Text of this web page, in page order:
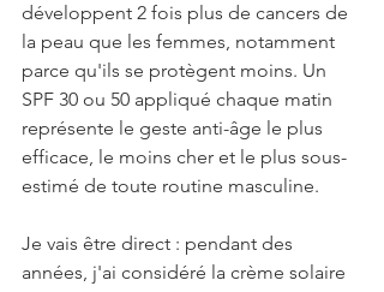
développent 2 fois plus de cancers de
la peau que les femmes, notamment
parce qu'ils se protègent moins. Un
SPF 30 ou 50 appliqué chaque matin
représente le geste anti-âge le plus
efficace, le moins cher et le plus sous-
estimé de toute routine masculine.
Je vais être direct : pendant des
années, j'ai considéré la crème solaire